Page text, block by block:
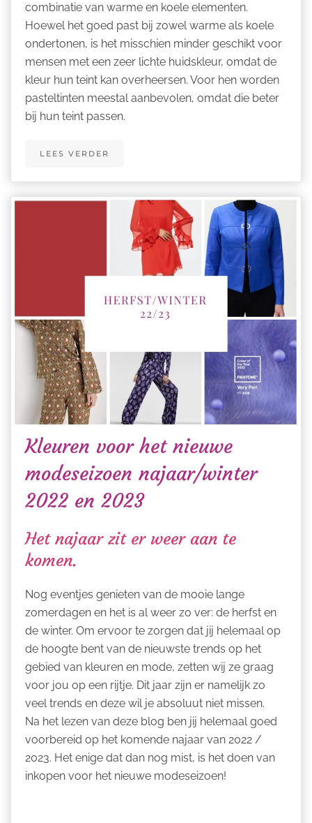
combinatie van warme en koele elementen.
Hoewel het goed past bij zowel warme als koele
ondertonen, is het misschien minder geschikt voor
mensen met een zeer lichte huidskleur, omdat de
kleur hun teint kan overheersen. Voor hen worden
pasteltinten meestal aanbevolen, omdat die beter
bij hun teint passen.
LEES VERDER
Kleuren voor het nieuwe
modeseizoen najaar/winter
2022 en 2023
Het najaar zit er weer aan te
komen.
Nog eventjes genieten van de mooie lange
zomerdagen en het is al weer zo ver: de herfst en
de winter. Om ervoor te zorgen dat jij helemaal op
de hoogte bent van de nieuwste trends op het
gebied van kleuren en mode, zetten wij ze graag
voor jou op een rijtje. Dit jaar zijn er namelijk zo
veel trends en deze wil je absoluut niet missen.
Na het lezen van deze blog ben jij helemaal goed
voorbereid op het komende najaar van 2022 /
2023. Het enige dat dan nog mist, is het doen van
inkopen voor het nieuwe modeseizoen!